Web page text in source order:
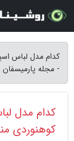
کدام مدل لباس
- مجله پارمیسفان
کدام مدل
کوهنوردی